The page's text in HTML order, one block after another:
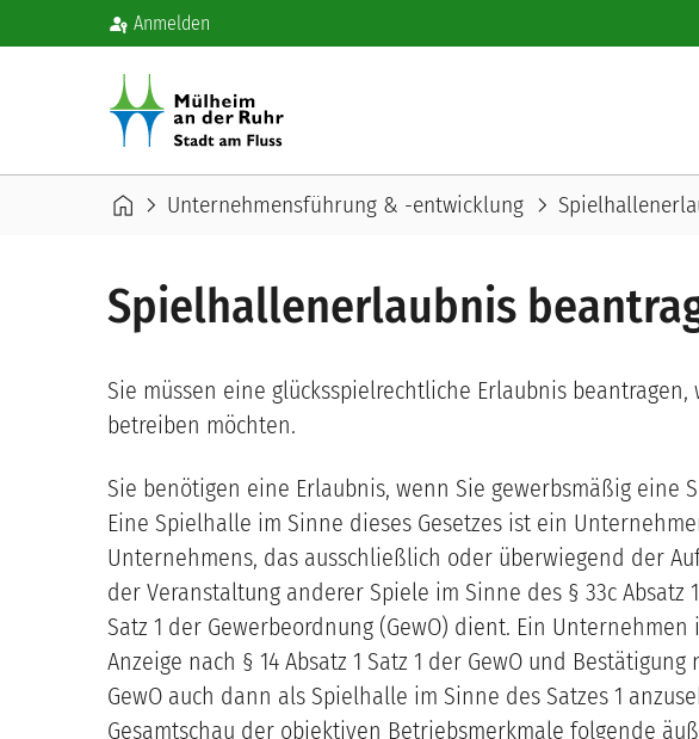
Direkt zum InhaltBenutzermenü
Anmelden
Pfadnavigation
home chevron_right Unternehmensführung & -entwicklung chevron_right
Spielhallenerlaubnis
Sie müssen eine glücksspielrechtliche Erlaubnis
betreiben möchten.
Sie benötigen eine Erlaubnis, wenn Sie gewerbsmäßig eine
Eine Spielhalle im Sinne dieses Gesetzes ist ein
Unternehmens, das ausschließlich oder überwiegend der
der Veranstaltung anderer Spiele im Sinne des § 33c Absatz
Satz 1 der Gewerbeordnung (GewO) dient. Ein
Anzeige nach § 14 Absatz 1 Satz 1 der GewO und Bestätigung
GewO auch dann als Spielhalle im Sinne des Satzes 1
Gesamtschau der objektiven Betriebsmerkmale folgende